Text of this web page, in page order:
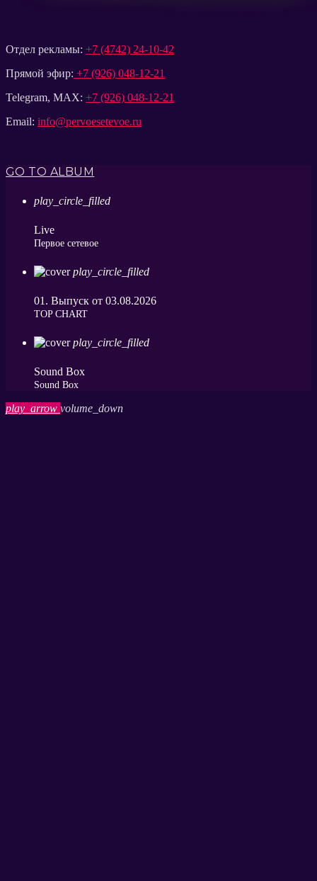
Отдел рекламы: +7 (4742) 24-10-42
Прямой эфир: +7 (926) 048-12-21
Telegram, MAX: +7 (926) 048-12-21
Email: info@pervoesetevoe.ru
GO TO ALBUM
play_circle_filled
Live
Первое сетевое
play_circle_filled
01. Выпуск от 03.08.2026
ТОP CHART
play_circle_filled
Sound Box
Sound Box
play_arrow volume_down